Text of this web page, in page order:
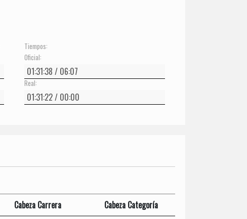
Tiempos:
Oficial:
Real:
Cabeza Carrera
Cabeza Categoría